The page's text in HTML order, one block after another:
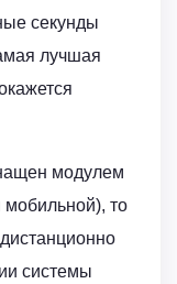
секунды
лучшая
модулем
то
системы